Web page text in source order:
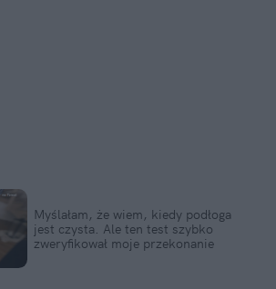
Myślałam, że wiem, kiedy podłoga
jest czysta. Ale ten test szybko
zweryfikował moje przekonanie